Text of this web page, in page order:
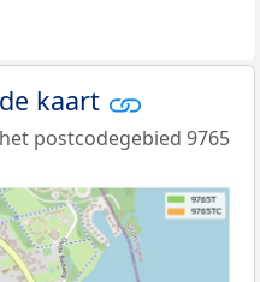
kaart
postcodegebied 9765